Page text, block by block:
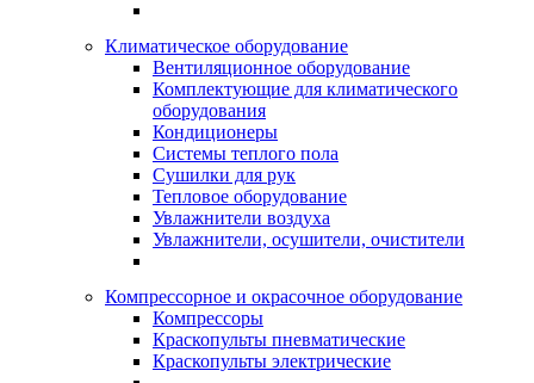
Климатическое оборудование
Вентиляционное оборудование
Комплектующие для климатического
оборудования
Кондиционеры
Системы теплого пола
Сушилки для рук
Тепловое оборудование
Увлажнители воздуха
Увлажнители, осушители, очистители
Компрессорное и окрасочное оборудование
Компрессоры
Краскопульты пневматические
Краскопульты электрические